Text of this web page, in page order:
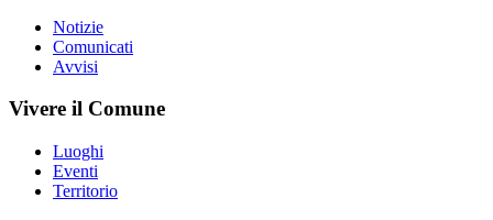
Notizie
Comunicati
Avvisi
Vivere il Comune
Luoghi
Eventi
Territorio